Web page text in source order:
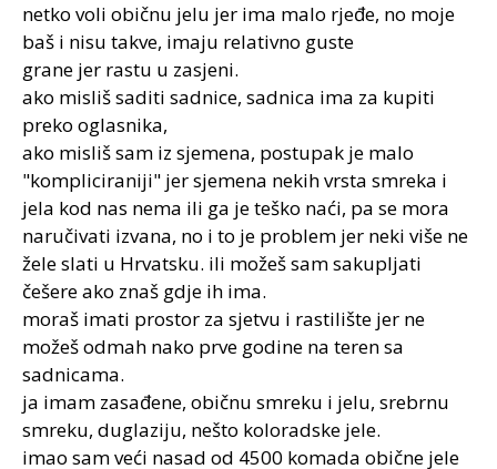
netko voli običnu jelu jer ima malo rjeđe, no moje
baš i nisu takve, imaju relativno guste
grane jer rastu u zasjeni.
ako misliš saditi sadnice, sadnica ima za kupiti
preko oglasnika,
ako misliš sam iz sjemena, postupak je malo
"kompliciraniji" jer sjemena nekih vrsta smreka i
jela kod nas nema ili ga je teško naći, pa se mora
naručivati izvana, no i to je problem jer neki više ne
žele slati u Hrvatsku. ili možeš sam sakupljati
češere ako znaš gdje ih ima.
moraš imati prostor za sjetvu i rastilište jer ne
možeš odmah nako prve godine na teren sa
sadnicama.
ja imam zasađene, običnu smreku i jelu, srebrnu
smreku, duglaziju, nešto koloradske jele.
imao sam veći nasad od 4500 komada obične jele